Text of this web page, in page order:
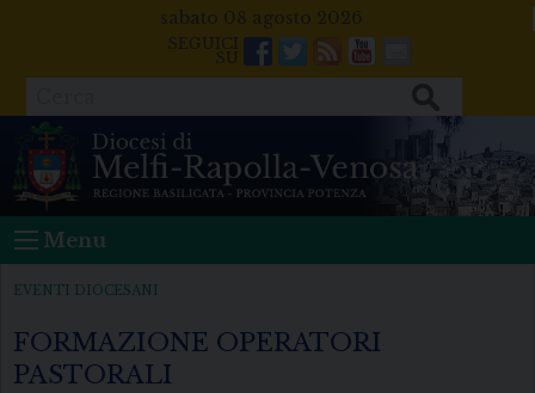
sabato 08 agosto 2026
Facebook
Twitter
FeedsYoutube
Mail
Menu
EVENTI DIOCESANI
FORMAZIONE OPERATORI
PASTORALI